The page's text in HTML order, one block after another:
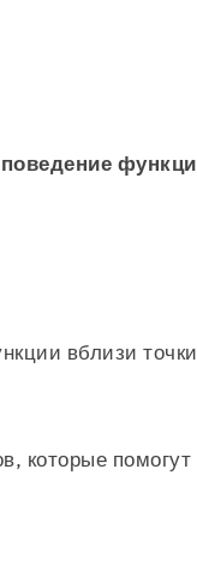
вблизи
которые